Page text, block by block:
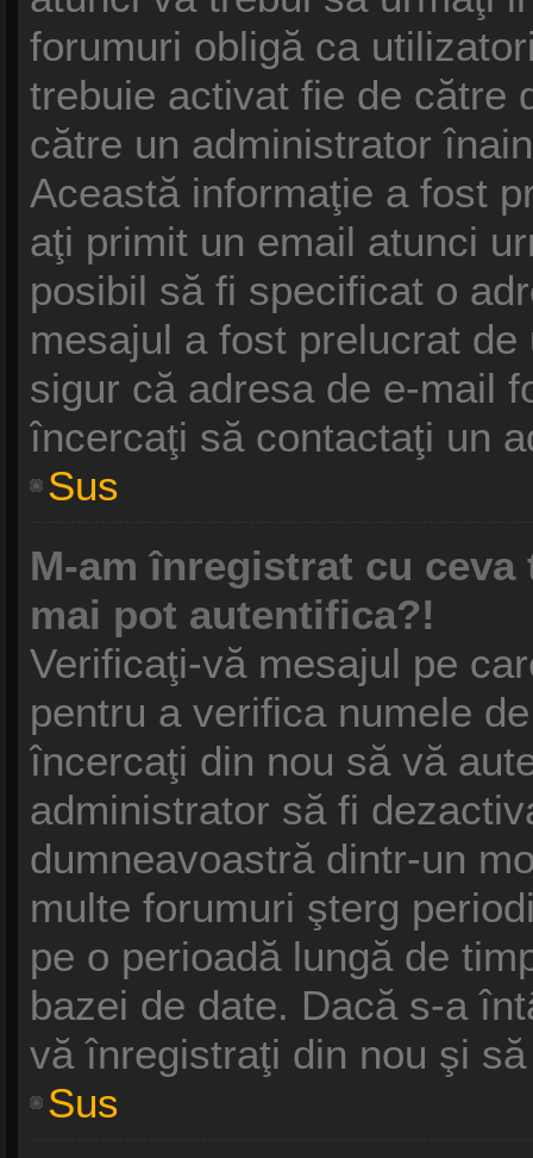
forumuri obligă ca
trebuie activat fie de către
către un administrator
Această informaţie a fost
aţi primit un email atunci
posibil să fi specificat o
mesajul a fost prelucrat
sigur că adresa de e-mail
încercaţi să contactaţi un
Sus
M-am înregistrat cu
mai pot autentifica?!
Verificaţi-vă mesajul pe
pentru a verifica numele
încercaţi din nou să vă
administrator să fi
dumneavoastră dintr-un
multe forumuri şterg
pe o perioadă lungă de
bazei de date. Dacă s-a
vă înregistraţi din nou şi
Sus